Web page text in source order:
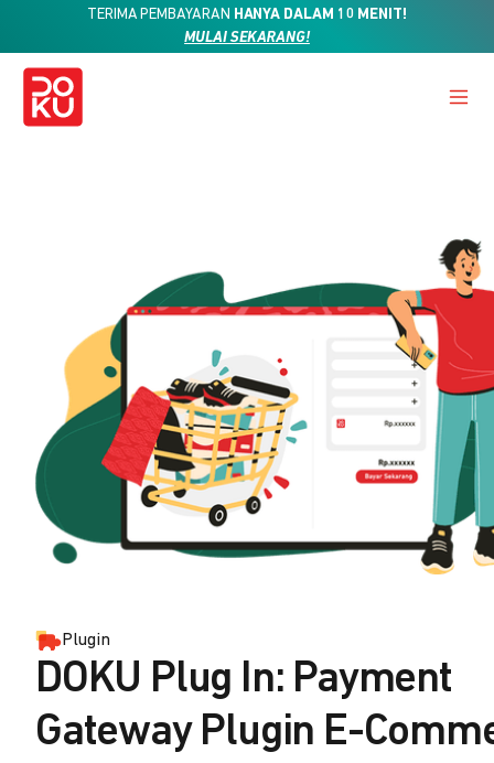
TERIMA PEMBAYARAN HANYA DALAM 10 MENIT!
MULAI SEKARANG!
Plugin
DOKU Plug In: Payment
Gateway Plugin E-